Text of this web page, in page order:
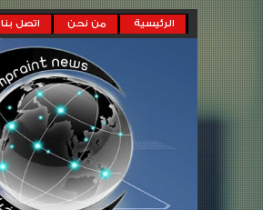
الرئيسية من نحن اتصل بنا